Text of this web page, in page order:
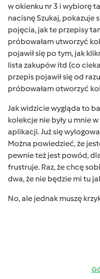
w okienku nr 3 i wybiorę
nacisnę Szukaj, pokazuje
pojęcia, jak te przepisy
próbowałam utworzyć
pojawił się po tym, jak
lista zakupów itd (co
przepis pojawił się od
próbowałam otworzyć
Jak widzicie wygląda to
kolekcje nie były u mnie
aplikacji. Już się
Można powiedzieć, że
pewnie też jest powód,
frustruje. Raz, że chcę
dwa, że nie będzie mi tu
No, ale jednak muszę